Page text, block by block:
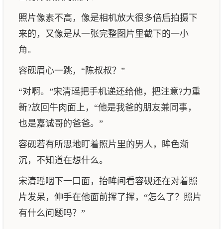
照片像素不高，像是相机放大很多倍后拍摄下
来的，又像是从一张完整图片里截下的一小
角。
容砚眉心一跳，“陈叔叔？”
“对啊。”宋清瑶把手机递还给他，把注意?力重
新?放回牛肉面上，“他是我爸的朋友兼同事，
也是嘉诚哥的爸爸。”
容砚若有所思地盯着照片里的男人，眸色渐
沉，不知道在想什么。
宋清瑶咽下一口面，抬眸间看容砚还在对着照
片发呆，伸手在他面前挥了挥，“怎么了？照片
有什么问题吗？”